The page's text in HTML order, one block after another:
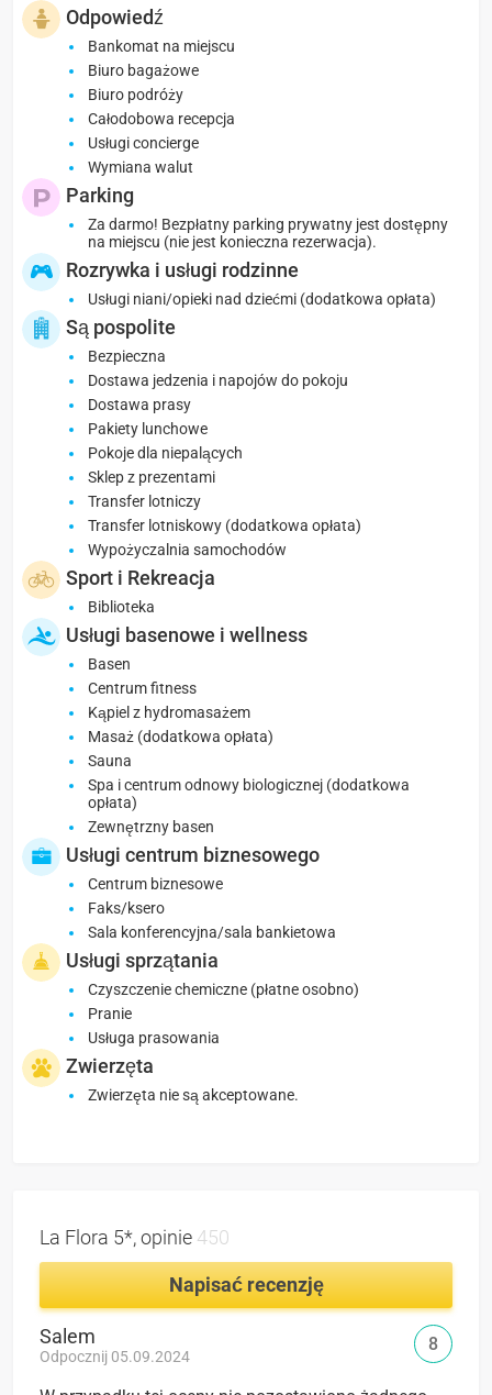
Odpowiedź
Bankomat na miejscu
Biuro bagażowe
Biuro podróży
Całodobowa recepcja
Usługi concierge
Wymiana walut
Parking
Za darmo! Bezpłatny parking prywatny jest dostępny
na miejscu (nie jest konieczna rezerwacja).
Rozrywka i usługi rodzinne
Usługi niani/opieki nad dziećmi (dodatkowa opłata)
Są pospolite
Bezpieczna
Dostawa jedzenia i napojów do pokoju
Dostawa prasy
Pakiety lunchowe
Pokoje dla niepalących
Sklep z prezentami
Transfer lotniczy
Transfer lotniskowy (dodatkowa opłata)
Wypożyczalnia samochodów
Sport i Rekreacja
Biblioteka
Usługi basenowe i wellness
Basen
Centrum fitness
Kąpiel z hydromasażem
Masaż (dodatkowa opłata)
Sauna
Spa i centrum odnowy biologicznej (dodatkowa
opłata)
Zewnętrzny basen
Usługi centrum biznesowego
Centrum biznesowe
Faks/ksero
Sala konferencyjna/sala bankietowa
Usługi sprzątania
Czyszczenie chemiczne (płatne osobno)
Pranie
Usługa prasowania
Zwierzęta
Zwierzęta nie są akceptowane.
La Flora 5*, opinie 450
Napisać recenzję
Salem
Odpocznij 05.09.2024
8